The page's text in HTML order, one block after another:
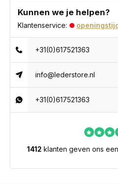
Kunnen we je helpen?
Klantenservice:
+31(0)617521363
info@lederstore.nl
+31(0)617521363
1412 klanten geven ons